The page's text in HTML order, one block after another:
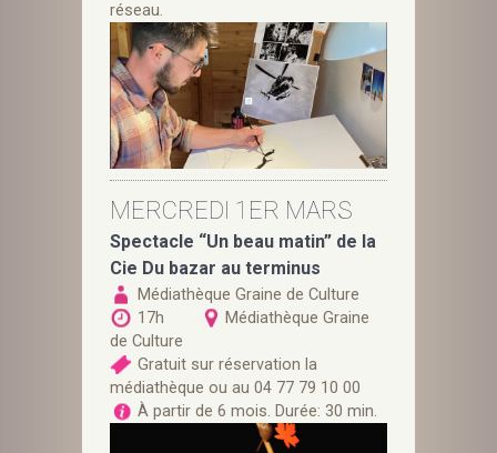
réseau.
MERCREDI 1ER MARS
Spectacle “Un beau matin” de la
Cie Du bazar au terminus
Médiathèque Graine de Culture
17h
Médiathèque Graine
de Culture
Gratuit sur réservation la
médiathèque ou au 04 77 79 10 00
À partir de 6 mois. Durée: 30 min.